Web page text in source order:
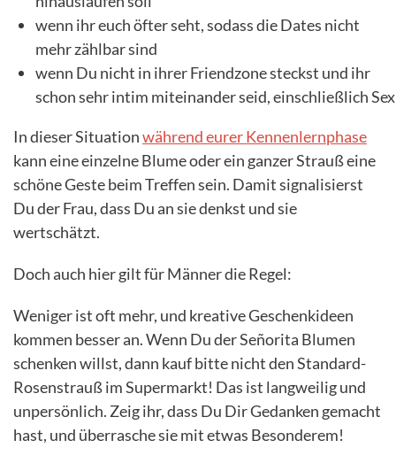
wenn ihr euch öfter seht, sodass die Dates nicht
mehr zählbar sind
wenn Du nicht in ihrer Friendzone steckst und ihr
schon sehr intim miteinander seid, einschließlich Sex
In dieser Situationwährend eurer Kennenlernphase
kann eine einzelne Blume oder ein ganzer Strauß eine
schöne Geste beim Treffen sein. Damit signalisierst
Du der Frau, dass Du an sie denkst und sie
wertschätzt.
Doch auch hier gilt für Männer die Regel:
Weniger ist oft mehr, und kreative Geschenkideen
kommen besser an. Wenn Du der Señorita Blumen
schenken willst, dann kauf bitte nicht den Standard-
Rosenstrauß im Supermarkt! Das ist langweilig und
unpersönlich. Zeig ihr, dass Du Dir Gedanken gemacht
hast, und überrasche sie mit etwas Besonderem!